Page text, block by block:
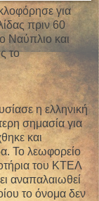
για
πριν 60
Ναύπλιο και
το
η ελληνική
σημασία για
και
Το λεωφορείο
του ΚΤΕΛ
αναπαλαιωθεί
το όνομα δεν